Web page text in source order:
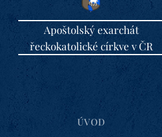
Apoštolský exarchát
řeckokatolické církve v ČR
ÚVOD